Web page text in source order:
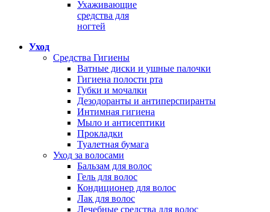
Ухаживающие
средства для
ногтей
Уход
Средства Гигиены
Ватные диски и ушные палочки
Гигиена полости рта
Губки и мочалки
Дезодоранты и антиперспиранты
Интимная гигиена
Мыло и антисептики
Прокладки
Туалетная бумага
Уход за волосами
Бальзам для волос
Гель для волос
Кондиционер для волос
Лак для волос
Лечебные средства для волос